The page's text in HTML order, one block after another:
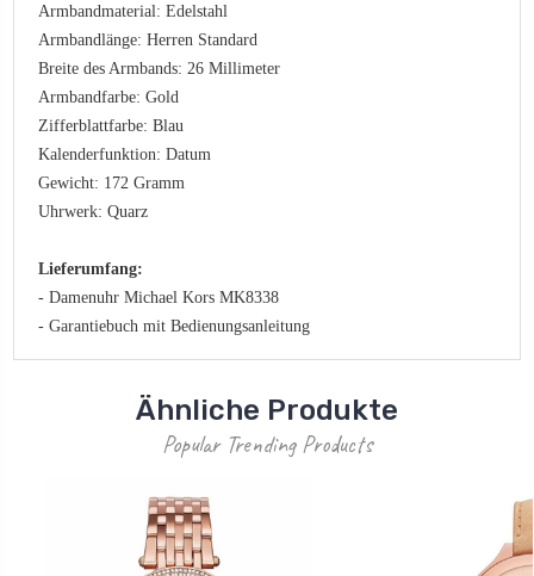
Armbandmaterial: Edelstahl
Armbandlänge: Herren Standard
Breite des Armbands: 26 Millimeter
Armbandfarbe: Gold
Zifferblattfarbe: Blau
Kalenderfunktion: Datum
Gewicht: 172 Gramm
Uhrwerk: Quarz
Lieferumfang:
- Damenuhr Michael Kors MK8338
- Garantiebuch mit Bedienungsanleitung
Ähnliche Produkte
Popular Trending Products